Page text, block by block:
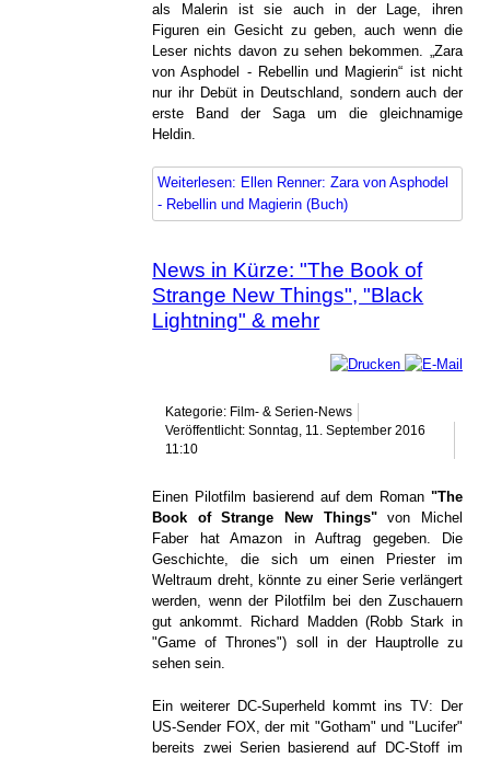
als Malerin ist sie auch in der Lage, ihren
Figuren ein Gesicht zu geben, auch wenn die
Leser nichts davon zu sehen bekommen. „Zara
von Asphodel - Rebellin und Magierin“ ist nicht
nur ihr Debüt in Deutschland, sondern auch der
erste Band der Saga um die gleichnamige
Heldin.
Weiterlesen: Ellen Renner: Zara von Asphodel
- Rebellin und Magierin (Buch)
News in Kürze: "The Book of
Strange New Things", "Black
Lightning" & mehr
Kategorie: Film- & Serien-News
Veröffentlicht: Sonntag, 11. September 2016
11:10
Einen Pilotfilm basierend auf dem Roman "The
Book of Strange New Things"von Michel
Faber hat Amazon in Auftrag gegeben. Die
Geschichte, die sich um einen Priester im
Weltraum dreht, könnte zu einer Serie verlängert
werden, wenn der Pilotfilm bei den Zuschauern
gut ankommt. Richard Madden (Robb Stark in
"Game of Thrones") soll in der Hauptrolle zu
sehen sein.
Ein weiterer DC-Superheld kommt ins TV: Der
US-Sender FOX, der mit "Gotham" und "Lucifer"
bereits zwei Serien basierend auf DC-Stoff im